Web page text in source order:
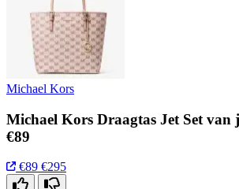
Michael Kors
Michael Kors Draagtas Jet Set
€89
€89 €295